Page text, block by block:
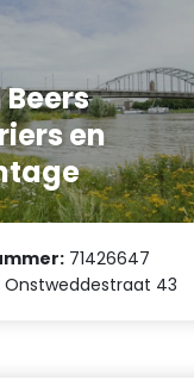
en
71426647
Onstweddestraat 43